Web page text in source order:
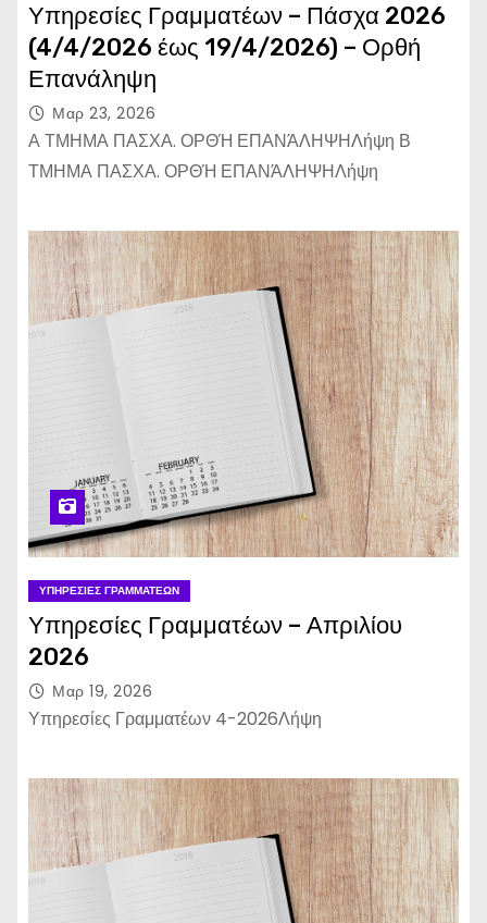
Υπηρεσίες Γραμματέων – Πάσχα 2026
(4/4/2026 έως 19/4/2026) – Ορθή
Επανάληψη
Μαρ 23, 2026
Α ΤΜΗΜΑ ΠΑΣΧΑ. ΟΡΘΉ ΕΠΑΝΆΛΗΨΗΛήψη Β
ΤΜΗΜΑ ΠΑΣΧΑ. ΟΡΘΉ ΕΠΑΝΆΛΗΨΗΛήψη
ΥΠΗΡΕΣΊΕΣ ΓΡΑΜΜΑΤΈΩΝ
Υπηρεσίες Γραμματέων – Απριλίου
2026
Μαρ 19, 2026
Υπηρεσίες Γραμματέων 4-2026Λήψη